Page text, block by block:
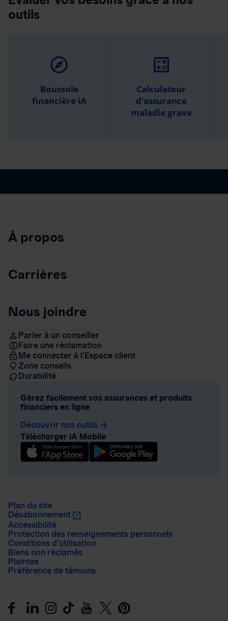
outils
explore
Boussole
financière iA
calculate
Calculateur
d’assurance
maladie grave
À propos
Carrières
Nous joindre
Parler à un conseiller
Faire une réclamation
Me connecter à l’Espace client
Zone conseils
Durabilité
Gérez facilement vos assurances et produits
financiers en ligne
Découvrir nos outils arrow_forward
Télécharger iA Mobile
Plan du site
Désabonnement
Accessibilité
Protection des renseignements personnels
Conditions d’utilisation
Biens non réclamés
Plaintes
Préférence de témoins